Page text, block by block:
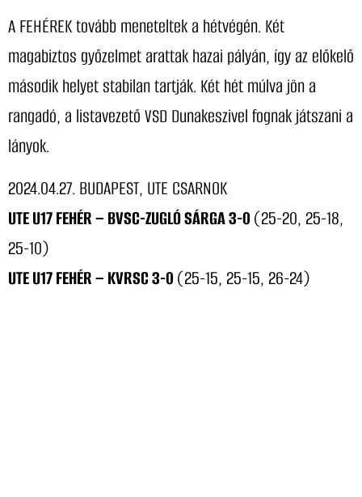
A FEHÉREK tovább meneteltek a hétvégén. Két
magabiztos győzelmet arattak hazai pályán, így az előkelő
második helyet stabilan tartják. Két hét múlva jön a
rangadó, a listavezető VSD Dunakeszivel fognak játszani a
lányok.
2024.04.27. BUDAPEST, UTE CSARNOK
UTE U17 FEHÉR – BVSC-ZUGLÓ SÁRGA 3-0(25-20, 25-18,
25-10)
UTE U17 FEHÉR – KVRSC 3-0(25-15, 25-15, 26-24)